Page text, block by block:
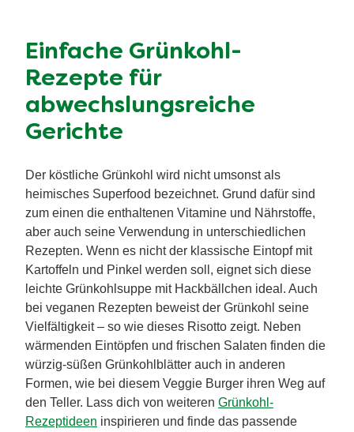
Einfache Grünkohl-
Rezepte für
abwechslungsreiche
Gerichte
Der köstliche Grünkohl wird nicht umsonst als
heimisches Superfood bezeichnet. Grund dafür sind
zum einen die enthaltenen Vitamine und Nährstoffe,
aber auch seine Verwendung in unterschiedlichen
Rezepten. Wenn es nicht der klassische Eintopf mit
Kartoffeln und Pinkel werden soll, eignet sich diese
leichte Grünkohlsuppe mit Hackbällchen ideal. Auch
bei veganen Rezepten beweist der Grünkohl seine
Vielfältigkeit – so wie dieses Risotto zeigt. Neben
wärmenden Eintöpfen und frischen Salaten finden die
würzig-süßen Grünkohlblätter auch in anderen
Formen, wie bei diesem Veggie Burger ihren Weg auf
den Teller. Lass dich von weiteren Grünkohl-
Rezeptideen inspirieren und finde das passende